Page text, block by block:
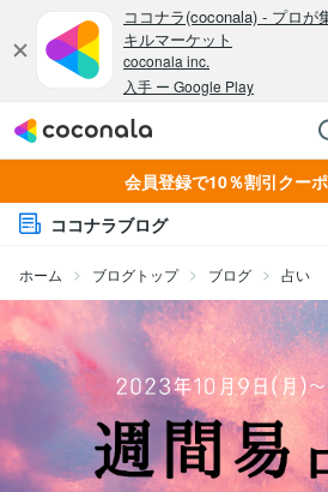
会員登録で10％割引クー
ココナラブログ
ホーム ブログトップ ブログ 占い